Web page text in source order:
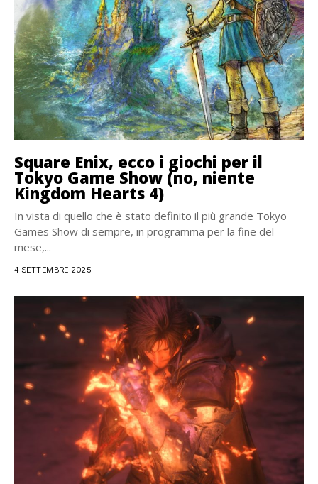
Square Enix, ecco i giochi per il
Tokyo Game Show (no, niente
Kingdom Hearts 4)
In vista di quello che è stato definito il più grande Tokyo
Games Show di sempre, in programma per la fine del
mese,...
4 SETTEMBRE 2025